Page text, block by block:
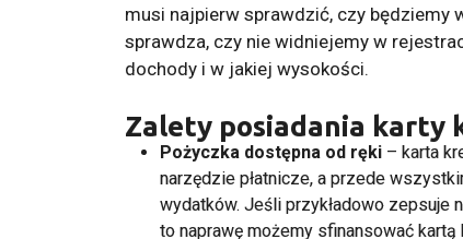
musi najpierw sprawdzić, czy będziemy
sprawdza, czy nie widniejemy w
dochody i w jakiej wysokości.
Zalety posiadania karty
Pożyczka dostępna od ręki – karta
narzędzie płatnicze, a przede
wydatków. Jeśli przykładowo zepsuje
to naprawę możemy sfinansować